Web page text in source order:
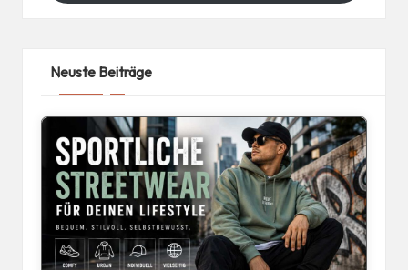
Neuste Beiträge